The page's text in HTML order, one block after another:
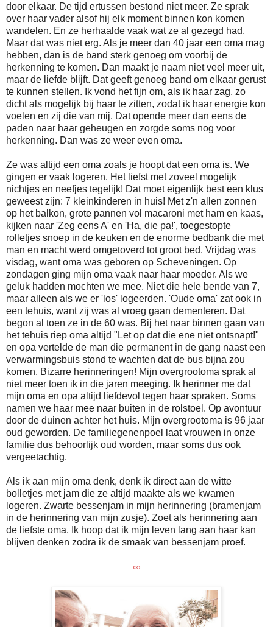
door elkaar. De tijd ertussen bestond niet meer. Ze sprak
over haar vader alsof hij elk moment binnen kon komen
wandelen. En ze herhaalde vaak wat ze al gezegd had.
Maar dat was niet erg. Als je meer dan 40 jaar een oma mag
hebben, dan is de band sterk genoeg om voorbij de
herkenning te komen. Dan maakt je naam niet veel meer uit,
maar de liefde blijft. Dat geeft genoeg band om elkaar gerust
te kunnen stellen. Ik vond het fijn om, als ik haar zag, zo
dicht als mogelijk bij haar te zitten, zodat ik haar energie kon
voelen en zij die van mij. Dat opende meer dan eens de
paden naar haar geheugen en zorgde soms nog voor
herkenning. Dan was ze weer even oma.
Ze was altijd een oma zoals je hoopt dat een oma is. We
gingen er vaak logeren. Het liefst met zoveel mogelijk
nichtjes en neefjes tegelijk! Dat moet eigenlijk best een klus
geweest zijn: 7 kleinkinderen in huis! Met z'n allen zonnen
op het balkon, grote pannen vol macaroni met ham en kaas,
kijken naar 'Zeg eens A' en 'Ha, die pa!', toegestopte
rolletjes snoep in de keuken en de enorme bedbank die met
man en macht werd omgetoverd tot groot bed. Vrijdag was
visdag, want oma was geboren op Scheveningen. Op
zondagen ging mijn oma vaak naar haar moeder. Als we
geluk hadden mochten we mee. Niet die hele bende van 7,
maar alleen als we er 'los' logeerden. 'Oude oma' zat ook in
een tehuis, want zij was al vroeg gaan dementeren. Dat
begon al toen ze in de 60 was. Bij het naar binnen gaan van
het tehuis riep oma altijd "Let op dat die ene niet ontsnapt!"
en opa vertelde de man die permanent in de gang naast een
verwarmingsbuis stond te wachten dat de bus bijna zou
komen. Bizarre herinneringen! Mijn overgrootoma sprak al
niet meer toen ik in die jaren meeging. Ik herinner me dat
mijn oma en opa altijd liefdevol tegen haar spraken. Soms
namen we haar mee naar buiten in de rolstoel. Op avontuur
door de duinen achter het huis. Mijn overgrootoma is 96 jaar
oud geworden. De familiegenenpoel laat vrouwen in onze
familie dus behoorlijk oud worden, maar soms dus ook
vergeetachtig.
Als ik aan mijn oma denk, denk ik direct aan de witte
bolletjes met jam die ze altijd maakte als we kwamen
logeren. Zwarte bessenjam in mijn herinnering (bramenjam
in de herinnering van mijn zusje). Zoet als herinnering aan
de liefste oma. Ik hoop dat ik mijn leven lang aan haar kan
blijven denken zodra ik de smaak van bessenjam proef.
∞